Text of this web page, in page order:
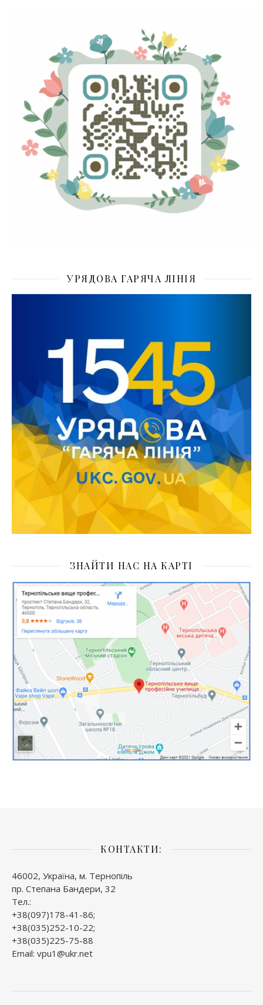
УРЯДОВА ГАРЯЧА ЛІНІЯ
ЗНАЙТИ НАС НА КАРТІ
КОНТАКТИ:
46002, Україна, м. Тернопіль
пр. Степана Бандери, 32
Тел.:
+38(097)178-41-86;
+38(035)252-10-22;
+38(035)225-75-88
Email: vpu1@ukr.net